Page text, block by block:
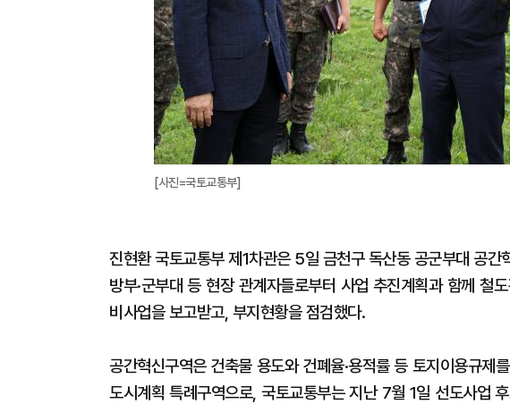
[사진=국토교통부]
진현환 국토교통부 제1차관은 5일 금천구 독산동 공군부대 공간
방부·군부대 등 현장 관계자들로부터 사업 추진계획과 함께 철
비사업을 보고받고, 부지현황을 점검했다.
공간혁신구역은 건축물 용도와 건폐율·용적률 등 토지이용규제
도시계획 특례구역으로, 국토교통부는 지난 7월 1일 선도사업